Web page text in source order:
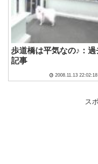
歩道橋は平気なの♪：過
記事
2008.11.13 22:02:18
ス